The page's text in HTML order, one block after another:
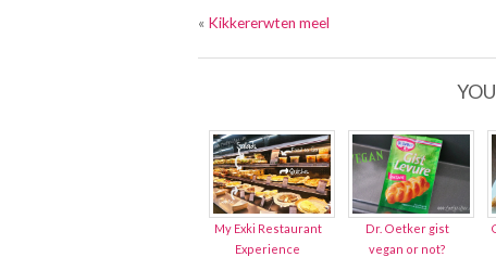
« Kikkererwten meel
My Exki Restaurant
Experience
Dr. Oetker gist
vegan or not?